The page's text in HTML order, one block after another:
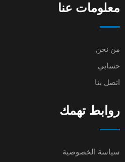
معلومات عنا
من نحن
حسابي
اتصل بنا
روابط تهمك
سياسة الخصوصية